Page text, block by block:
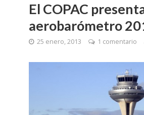
El COPAC
aerobarómetro
25 enero, 2013 1 comentario